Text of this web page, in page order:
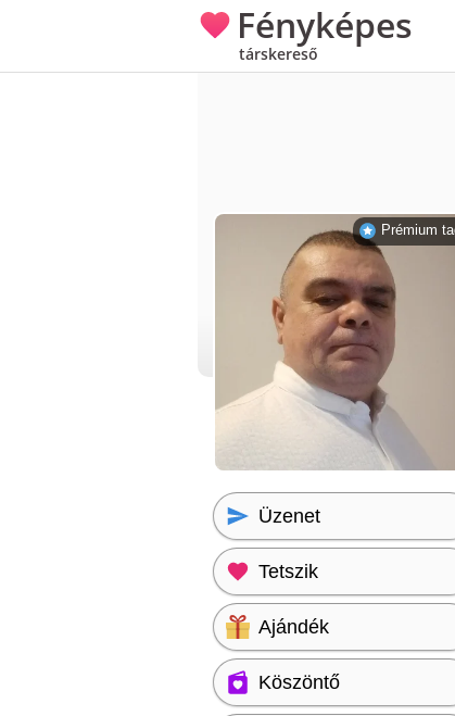
Fényképes
társkereső
Prémium
Üzenet
Tetszik
Ajándék
Köszöntő